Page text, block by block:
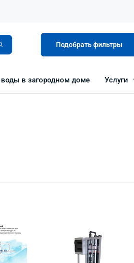
Подобрать фильтры
воды в загородном доме Услуги